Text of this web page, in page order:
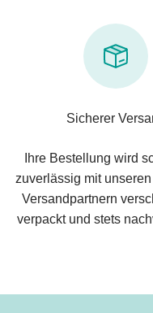
Sicherer
Ihre Bestellung wird
zuverlässig mit
Versandpartnern
verpackt und stets